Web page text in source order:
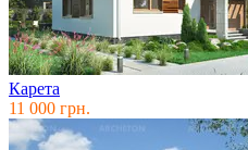
Карета
11 000 грн.